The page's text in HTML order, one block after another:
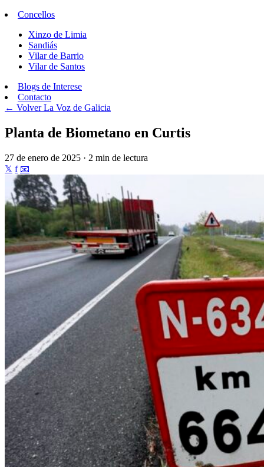
Concellos
Xinzo de Limia
Sandiás
Vilar de Barrio
Vilar de Santos
Blogs de Interese
Contacto
← VolverLa Voz de Galicia
Planta de Biometano en Curtis
27 de enero de 2025 · 2 min de lectura
𝕏 f 📧